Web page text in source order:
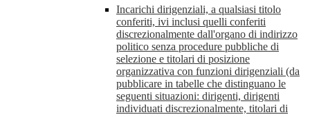
Incarichi dirigenziali, a qualsiasi titolo
conferiti, ivi inclusi quelli conferiti
discrezionalmente dall'organo di indirizzo
politico senza procedure pubbliche di
selezione e titolari di posizione
organizzativa con funzioni dirigenziali (da
pubblicare in tabelle che distinguano le
seguenti situazioni: dirigenti, dirigenti
individuati discrezionalmente, titolari di